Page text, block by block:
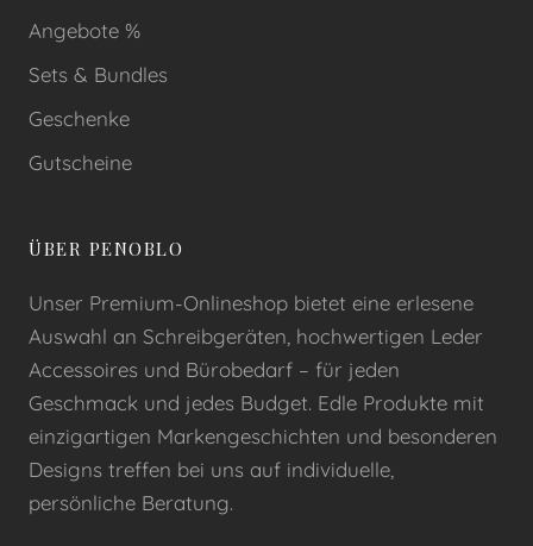
Angebote %
Sets & Bundles
Geschenke
Gutscheine
ÜBER PENOBLO
Unser Premium-Onlineshop bietet eine erlesene
Auswahl an Schreibgeräten, hochwertigen Leder
Accessoires und Bürobedarf – für jeden
Geschmack und jedes Budget. Edle Produkte mit
einzigartigen Markengeschichten und besonderen
Designs treffen bei uns auf individuelle,
persönliche Beratung.